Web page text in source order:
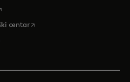
in a new tab
centaropens in a new tab
in a new tab